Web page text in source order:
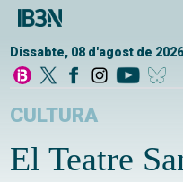
Dissabte, 08 d'agost de 2026
CULTURA
El Teatre